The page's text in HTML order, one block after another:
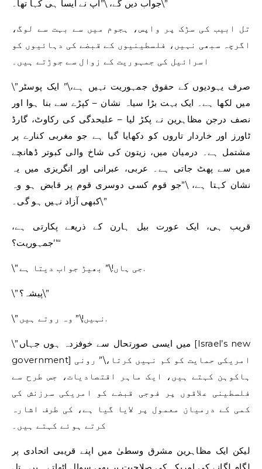
جواب دیں گے، \”آپ نے ایسا ہی کہا تھا۔\”
تل ابیب کی سڑک پر واپس، ہجوم میں سے بہت سے لوگ،
اگرچہ سبھی نہیں، فلسطینیوں کے قبضے کی دہائیوں کو
اسرائیل کی جمہوریت کے زوال سے جوڑتے ہیں۔
\”صرف یہودیوں کے حقوق جمہوریت نہیں ہے،\” ایک پوسٹر
میں لکھا ہے۔ ایک بہت بڑا سیاہ نشان – کپڑے سے بنا ہوا اور
نصف درجن مظاہرین نے پکڑ لیا – علیحدگی کی رکاوٹ، گارڈ
ٹاورز اور خاردار تاروں کو دکھایا گیا ہے جو مغربی کنارے پر
مشتمل ہے۔ درمیان میں، زیتون کی شاخ والی کبوتر ڈھانچے
میں سے پھٹ جاتی ہے۔ عربی، عبرانی اور انگریزی میں یہ
نشان کہتا ہے، \”جو قوم کسی دوسری قوم پر قابض ہو وہ
کبھی آزاد نہیں ہو گی۔\”
قریب ہی، ایک عورت بیل ہارن کے ذریعے پکارتی ہے،
’’جمہوریت؟‘‘
\”جی ہاں!\” بھیڑ جواب دیتا ہے.
\”پیشہ؟\”
\”نہیں!\” وہ روتے ہیں.
\”میں ایسی صورتحال سے خوفزدہ ہوں جہاں [Israel’s new
government] امریکی حمایت کو کم نہیں کرتا،\” رونی
ہاکوہن کہتے ہیں، ایک ماہر اقتصادیات، جس طرح سے
فلسطینی علاقوں پر فوجی قبضے کو امریکی سرزنش کی
کمی کے درمیان معمول پر لایا گیا ہے، کی طرف اشارہ
کرتے ہوئے کہتے ہیں۔
لیکن ایک مظاہرین مشرق وسطیٰ میں اپنے قریبی اتحادی پر